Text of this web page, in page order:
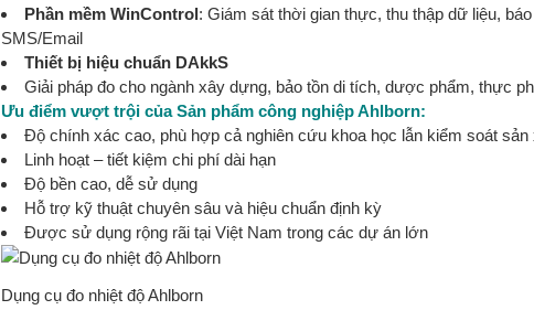
Phần mềm WinControl: Giám sát thời gian thực, thu thập dữ liệu,
SMS/Email
Thiết bị hiệu chuẩn DAkkS
Giải pháp đo cho ngành xây dựng, bảo tồn di tích, dược phẩm, thực
Ưu điểm vượt trội của Sản phẩm công nghiệp Ahlborn:
Độ chính xác cao, phù hợp cả nghiên cứu khoa học lẫn kiểm soát sản
Linh hoạt – tiết kiệm chi phí dài hạn
Độ bền cao, dễ sử dụng
Hỗ trợ kỹ thuật chuyên sâu và hiệu chuẩn định kỳ
Được sử dụng rộng rãi tại Việt Nam trong các dự án lớn
Dụng cụ đo nhiệt độ Ahlborn